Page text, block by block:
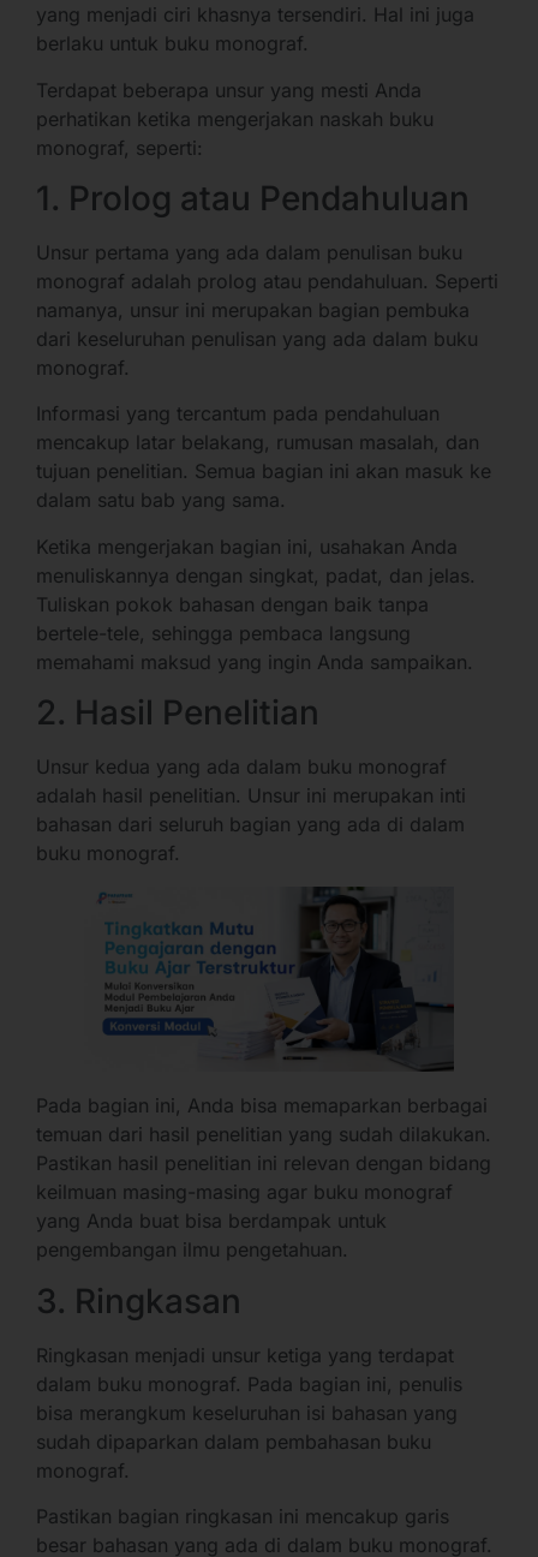
yang menjadi ciri khasnya tersendiri. Hal ini juga
berlaku untuk buku monograf.
Terdapat beberapa unsur yang mesti Anda
perhatikan ketika mengerjakan naskah buku
monograf, seperti:
1. Prolog atau Pendahuluan
Unsur pertama yang ada dalam penulisan buku
monograf adalah prolog atau pendahuluan. Seperti
namanya, unsur ini merupakan bagian pembuka
dari keseluruhan penulisan yang ada dalam buku
monograf.
Informasi yang tercantum pada pendahuluan
mencakup latar belakang, rumusan masalah, dan
tujuan penelitian. Semua bagian ini akan masuk ke
dalam satu bab yang sama.
Ketika mengerjakan bagian ini, usahakan Anda
menuliskannya dengan singkat, padat, dan jelas.
Tuliskan pokok bahasan dengan baik tanpa
bertele-tele, sehingga pembaca langsung
memahami maksud yang ingin Anda sampaikan.
2. Hasil Penelitian
Unsur kedua yang ada dalam buku monograf
adalah hasil penelitian. Unsur ini merupakan inti
bahasan dari seluruh bagian yang ada di dalam
buku monograf.
Pada bagian ini, Anda bisa memaparkan berbagai
temuan dari hasil penelitian yang sudah dilakukan.
Pastikan hasil penelitian ini relevan dengan bidang
keilmuan masing-masing agar buku monograf
yang Anda buat bisa berdampak untuk
pengembangan ilmu pengetahuan.
3. Ringkasan
Ringkasan menjadi unsur ketiga yang terdapat
dalam buku monograf. Pada bagian ini, penulis
bisa merangkum keseluruhan isi bahasan yang
sudah dipaparkan dalam pembahasan buku
monograf.
Pastikan bagian ringkasan ini mencakup garis
besar bahasan yang ada di dalam buku monograf.